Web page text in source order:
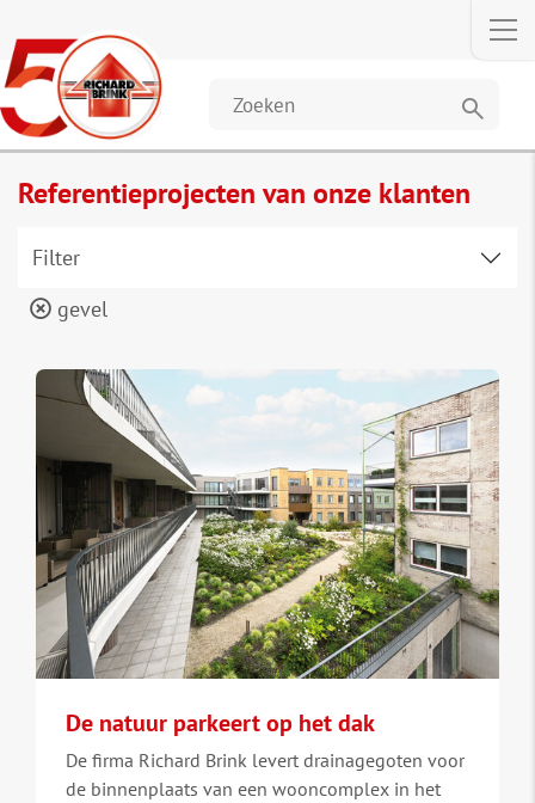
search
Referentieprojecten van onze klanten
Filter
gevel
De natuur parkeert op het dak
De firma Richard Brink levert drainagegoten voor
de binnenplaats van een wooncomplex in het